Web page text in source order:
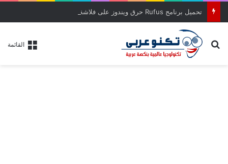
تحميل برنامج Rufus حرق ويندوز على فلاشة
القائمة بحث عن